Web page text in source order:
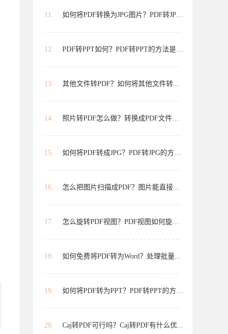
11. 如何将PDF转换为JPG图片？PDF转JPG...
12. PDF转PPT如何？PDF转PPT的方法是什...
13. 其他文件转PDF？如何将其他文件转...
14. 照片转PDF怎么做？转换成PDF文件怎...
15. 如何将PDF转成JPG？PDF转JPG的方法...
16. 怎么把图片扫描成PDF？图片能直接...
17. 怎么旋转PDF视图？PDF视图如何旋转...
18. 如何免费将PDF转为Word？处理批量...
19. 如何将PDF转为PPT？PDF转PPT的方法...
20. Caj转PDF可行吗？Caj转PDF有什么优...